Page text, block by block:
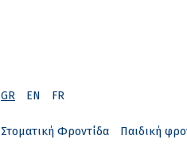
GR EN FR
Στοματική Φροντίδα Παιδική